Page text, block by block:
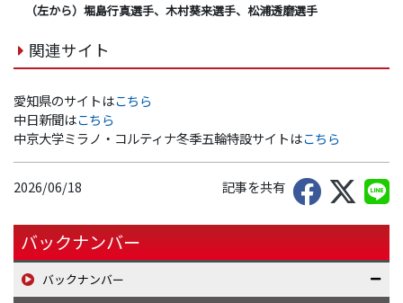
（左から）堀島行真選手、木村葵来選手、松浦透磨選手
関連サイト
愛知県のサイトはこちら
中日新聞はこちら
中京大学ミラノ・コルティナ冬季五輪特設サイトはこちら
2026/06/18 記事を共有
バックナンバー
バックナンバー